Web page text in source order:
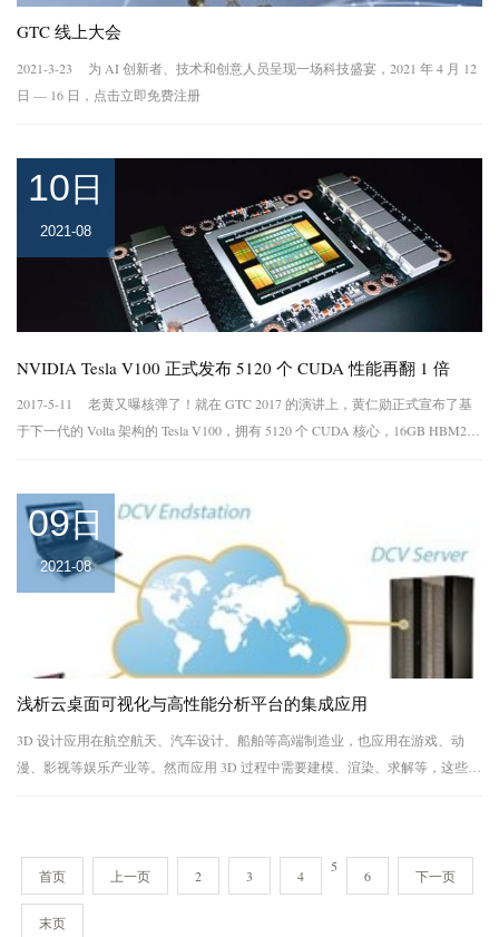
GTC 线上大会
2021-3-23 为 AI 创新者、技术和创意人员呈现一场科技盛宴，2021 年 4 月 12
日 — 16 日，点击立即免费注册
10日
2021-08
NVIDIA Tesla V100 正式发布 5120 个 CUDA 性能再翻 1 倍
2017-5-11 老黄又曝核弹了！就在 GTC 2017 的演讲上，黄仁勋正式宣布了基
于下一代的 Volta 架构的 Tesla V100，拥有 5120 个 CUDA 核心，16GB HBM2
09日
2021-08
浅析云桌面可视化与高性能分析平台的集成应用
3D 设计应用在航空航天、汽车设计、船舶等高端制造业，也应用在游戏、动
漫、影视等娱乐产业等。然而应用 3D 过程中需要建模、渲染、求解等，这些需
首页 上一页 2 3 4
5
6 下一页
末页